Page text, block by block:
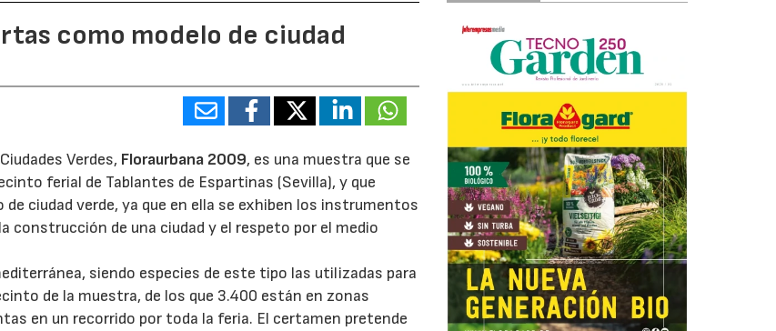
como modelo de ciudad
Verdes, Floraurbana 2009, es una muestra que se
ferial de Tablantes de Espartinas (Sevilla), y que
ciudad verde, ya que en ella se exhiben los instrumentos
construcción de una ciudad y el respeto por el medio
siendo especies de este tipo las utilizadas para
de la muestra, de los que 3.400 están en zonas
en un recorrido por toda la feria. El certamen pretende